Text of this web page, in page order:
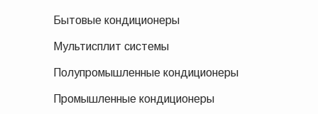
Бытовые кондиционеры
Мультисплит системы
Полупромышленные кондиционеры
Промышленные кондиционеры